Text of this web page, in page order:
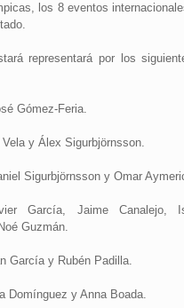
los 8 eventos
representará por los
Gómez-Feria.
Vela y Álex Sigurbjörnsson.
Sigurbjörnsson y Omar
García, Jaime Canalejo,
Guzmán.
García y Rubén Padilla.
Domínguez y Anna Boada.